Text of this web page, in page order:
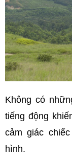
Không có
tiếng động
cảm giác
hình.